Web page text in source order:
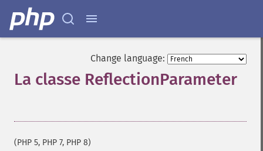
Change language:
La classe ReflectionParameter
(PHP 5, PHP 7, PHP 8)